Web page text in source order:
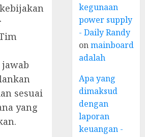
sesuai
yang
kegunaan
power supply
- Daily Randy
onmainboard
adalah
Apa yang
dimaksud
dengan
laporan
keuangan -